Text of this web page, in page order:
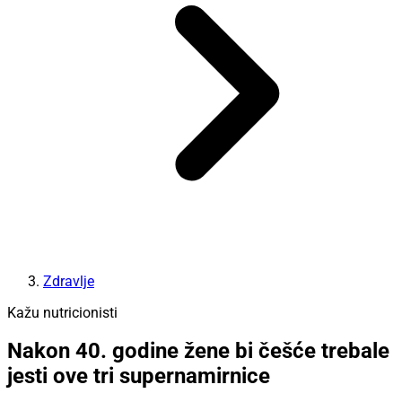
Zdravlje
Kažu nutricionisti
Nakon 40. godine žene bi češće trebale
jesti ove tri supernamirnice